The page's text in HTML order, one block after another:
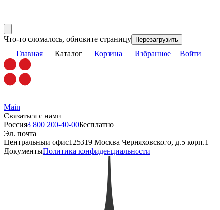
Что-то сломалось, обновите страницу Перезагрузить
Главная Каталог Корзина Избранное Войти
Main
Связаться с нами
Россия8 800 200-40-00Бесплатно
Эл. почта
Центральный офис125319 Москва Черняховского, д.5 корп.1
ДокументыПолитика конфиденциальности